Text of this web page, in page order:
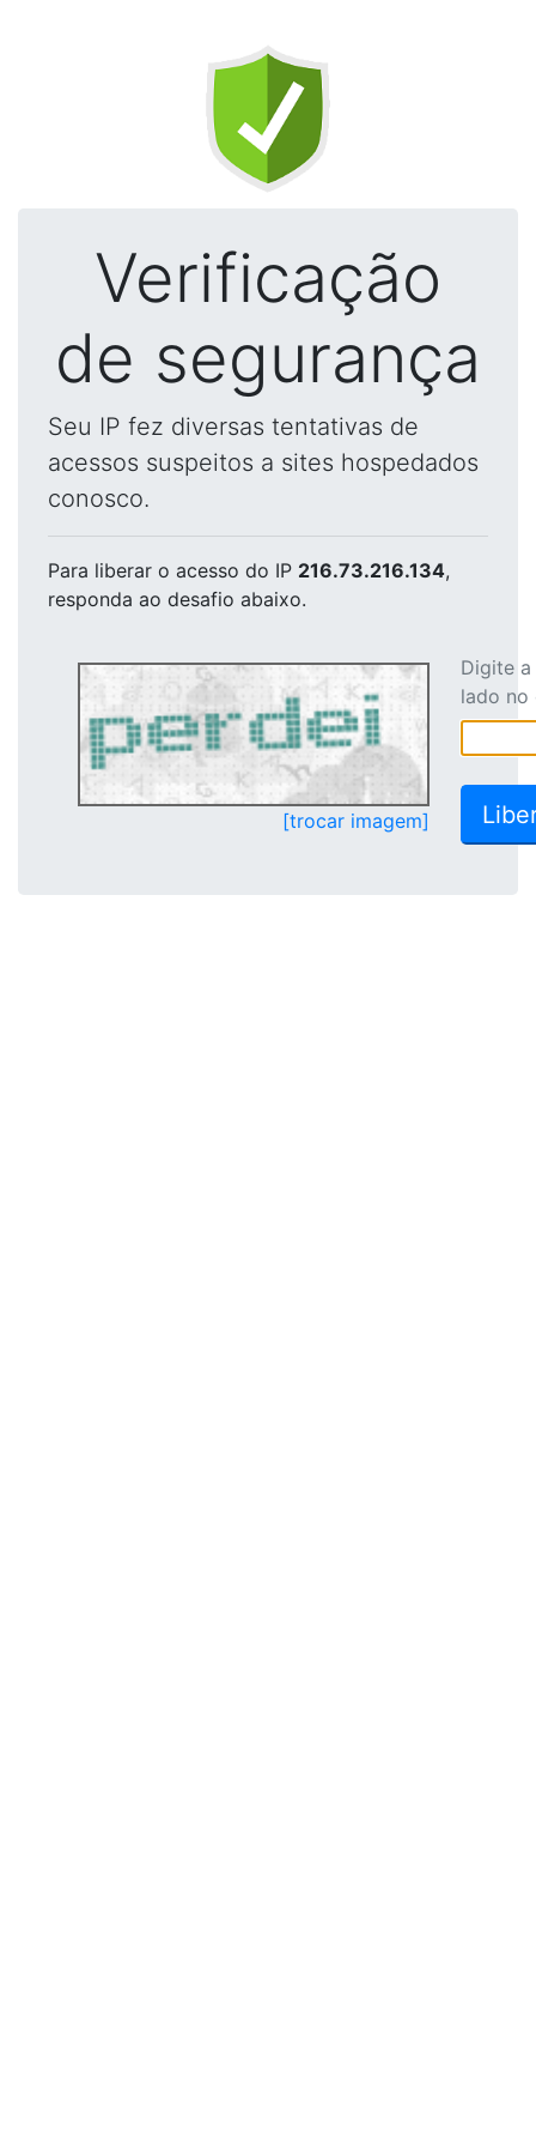
Verificação
de segurança
Seu IP fez diversas tentativas de
acessos suspeitos a sites hospedados
conosco.
Para liberar o acesso do IP 216.73.216.134,
responda ao desafio abaixo.
[trocar imagem]
Digite
lado no